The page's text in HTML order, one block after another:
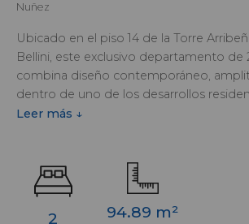
Nuñez
Ubicado en el piso 14 de la Torre
Bellini, este exclusivo departamento de
combina diseño contemporáneo,
dentro de uno de los desarrollos
prestigiosos de Núñez. Una propuesta
Con una superficie total de 94,89 m², la
un dormitorio en suite con vestidor,
toilette de recepción, living comedor,
Leer más ↓
2 94.89 m²